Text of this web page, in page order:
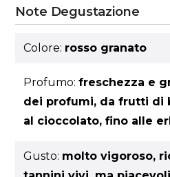
Note Degustazione
Colore: rosso granato
Profumo:freschezza e
dei profumi, da frutti di
al cioccolato, fino alle
Gusto: molto vigoroso,